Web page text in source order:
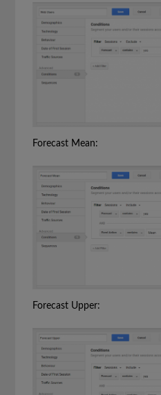
Forecast Mean:
Forecast Upper: